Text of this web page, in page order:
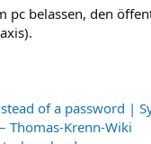
belassen, den
of a password |
Thomas-Krenn-Wiki